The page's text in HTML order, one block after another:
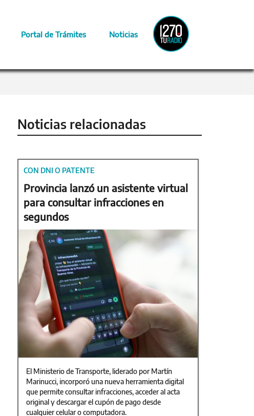
Portal de Trámites Noticias
Radio
Provincia
Noticias relacionadas
CON DNI O PATENTE
Provincia lanzó un asistente virtual
para consultar infracciones en
segundos
El Ministerio de Transporte, liderado por Martín
Marinucci, incorporó una nueva herramienta digital
que permite consultar infracciones, acceder al acta
original y descargar el cupón de pago desde
cualquier celular o computadora.